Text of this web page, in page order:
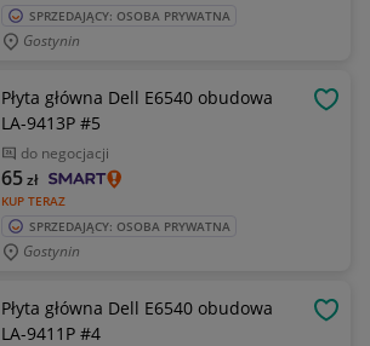
SPRZEDAJĄCY: OSOBA PRYWATNA
Gostynin
Płyta główna Dell E6540 obudowa
LA-9413P #5
do negocjacji
KUP TERAZ
65zł
SPRZEDAJĄCY: OSOBA PRYWATNA
Gostynin
Płyta główna Dell E6540 obudowa
LA-9411P #4